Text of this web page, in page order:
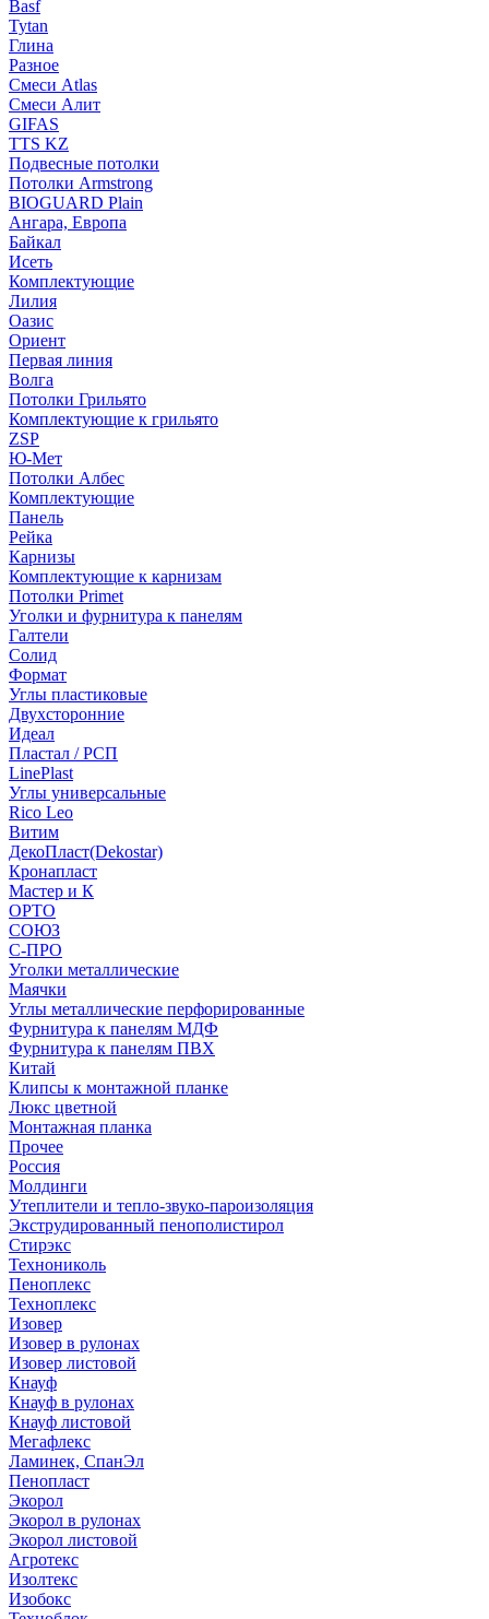
Basf
Tytan
Глина
Разное
Смеси Atlas
Смеси Алит
GIFAS
TTS KZ
Подвесные потолки
Потолки Armstrong
BIOGUARD Plain
Ангара, Европа
Байкал
Исеть
Комплектующие
Лилия
Оазис
Ориент
Первая линия
Волга
Потолки Грильято
Комплектующие к грильято
ZSP
Ю-Мет
Потолки Албес
Комплектующие
Панель
Рейка
Карнизы
Комплектующие к карнизам
Потолки Primet
Уголки и фурнитура к панелям
Галтели
Солид
Формат
Углы пластиковые
Двухсторонние
Идеал
Пластал / РСП
LinePlast
Углы универсальные
Rico Leo
Витим
ДекоПласт(Dekostar)
Кронапласт
Мастер и К
ОРТО
СОЮЗ
С-ПРО
Уголки металлические
Маячки
Углы металлические перфорированные
Фурнитура к панелям МДФ
Фурнитура к панелям ПВХ
Китай
Клипсы к монтажной планке
Люкс цветной
Монтажная планка
Прочее
Россия
Молдинги
Утеплители и тепло-звуко-пароизоляция
Экструдированный пенополистирол
Стирэкс
Технониколь
Пеноплекс
Техноплекс
Изовер
Изовер в рулонах
Изовер листовой
Кнауф
Кнауф в рулонах
Кнауф листовой
Мегафлекс
Ламинек, СпанЭл
Пенопласт
Экорол
Экорол в рулонах
Экорол листовой
Агротекс
Изолтекс
Изобокс